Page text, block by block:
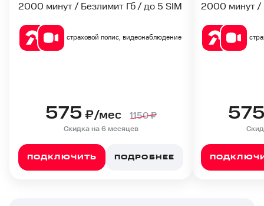
2000 минут / Безлимит Гб / до 5 SIM
страховой полис, видеонаблюдение
575 ₽/мес 1150₽
Скидка на 6 месяцев
ПОДКЛЮЧИТЬ ПОДРОБНЕЕ
2000 минут /